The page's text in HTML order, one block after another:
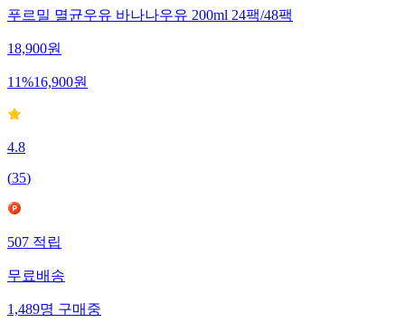
푸르밀 멸균우유 바나나우유 200ml 24팩/48팩
18,900원
11%16,900원
4.8
(35)
507적립
무료배송
1,489명구매중